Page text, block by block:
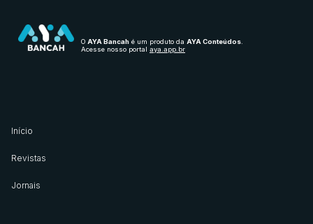
O AYA Bancah é um produto da AYA Conteúdos
Acesse nosso portal aya.app.br
Início
Revistas
Jornais